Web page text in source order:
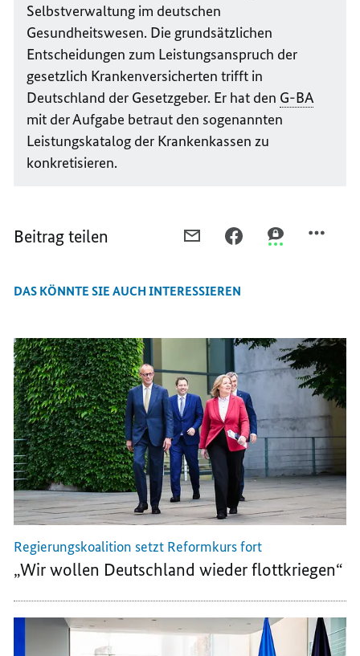
Selbstverwaltung im deutschen
Gesundheitswesen. Die grundsätzlichen
Entscheidungen zum Leistungsanspruch der
gesetzlich Krankenversicherten trifft in
Deutschland der Gesetzgeber. Er hat den G-BA
mit der Aufgabe betraut den sogenannten
Leistungskatalog der Krankenkassen zu
konkretisieren.
Beitrag teilen
TEILEN,
DAS KÖNNTE SIE AUCH INTERESSIEREN
Regierungskoalition setzt Reformkurs fort
„Wir wollen Deutschland wieder flottkriegen“